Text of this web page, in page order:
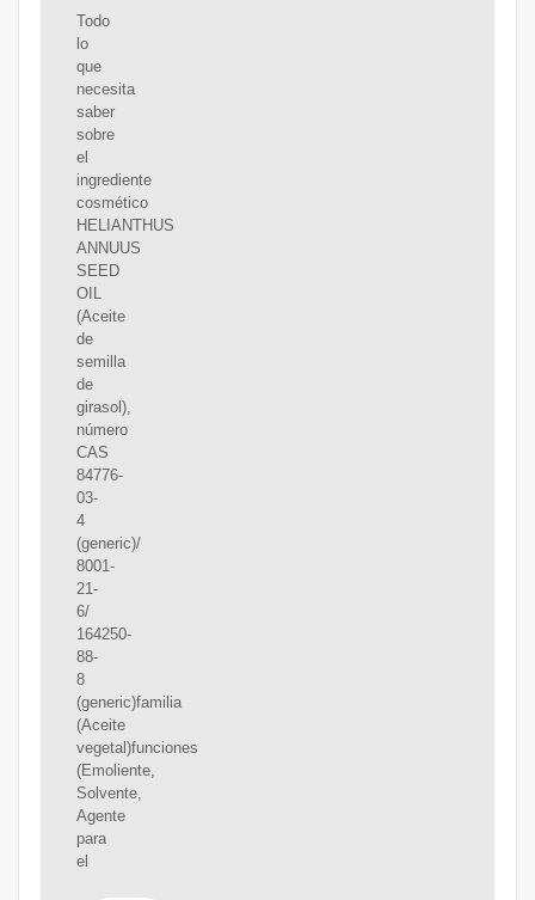
Todo
lo
que
necesita
saber
sobre
el
ingrediente
cosmético
HELIANTHUS
ANNUUS
SEED
OIL
(Aceite
de
semilla
de
girasol),
número
CAS
84776-
03-
4
(generic)/
8001-
21-
6/
164250-
88-
8
(generic)familia
(Aceite
vegetal)funciones
(Emoliente,
Solvente,
Agente
para
el